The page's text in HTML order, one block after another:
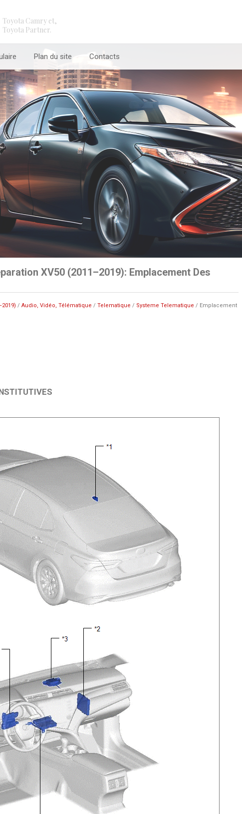
Toyota Camry et,
Toyota Partner.
Plan du site Contacts
XV50 (2011–2019): Emplacement Des
/ Audio, Vidéo, Télématique / Telematique / Systeme Telematique / Emplacement